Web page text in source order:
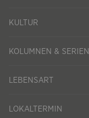
KULTUR
KOLUMNEN & SERIEN
LEBENSART
LOKALTERMIN